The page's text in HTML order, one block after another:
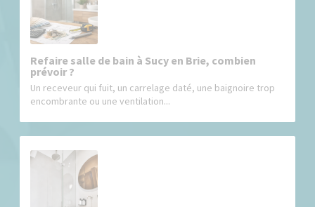
Refaire salle de bain à Sucy en Brie, combien
prévoir ?
Un receveur qui fuit, un carrelage daté, une baignoire trop
encombrante ou une ventilation...